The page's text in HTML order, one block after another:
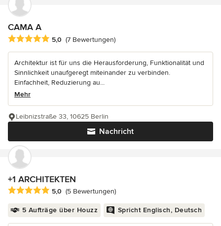
CAMA A
Durchschnittliche Bewertung: 5 von 5 Sternen
5,0 (7 Bewertungen)
Architektur ist für uns die Herausforderung, Funktionalität und
Sinnlichkeit unaufgeregt miteinander zu verbinden.
Einfachheit, Reduzierung au...
Mehr
Nachricht
Leibnizstraße 33, 10625 Berlin
+1 ARCHITEKTEN
Durchschnittliche Bewertung: 5 von 5 Sternen
5,0 (5 Bewertungen)
5 Aufträge über Houzz Spricht Englisch, Deutsch